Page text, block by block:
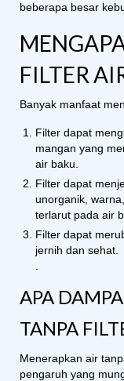
beberapa besar
FILTER
Banyak manfaat
Filter dapat
mangan yang
air baku.
Filter dapat
unorganik,
terlarut pada air
Filter dapat
jernih dan sehat.
APA
TANPA
Menerapkan air
pengaruh yang